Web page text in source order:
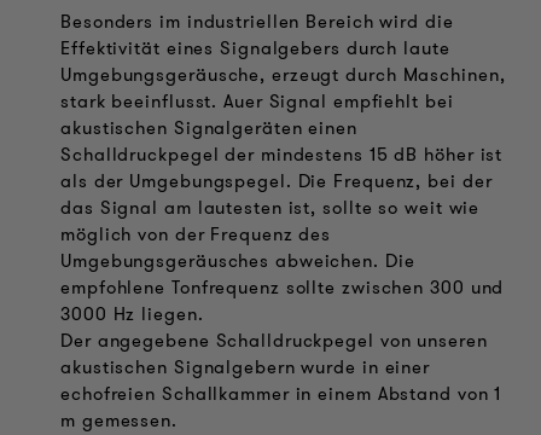
Besonders im industriellen Bereich wird die
Effektivität eines Signalgebers durch laute
Umgebungsgeräusche, erzeugt durch Maschinen,
stark beeinflusst. Auer Signal empfiehlt bei
akustischen Signalgeräten einen
Schalldruckpegel der mindestens 15 dB höher ist
als der Umgebungspegel. Die Frequenz, bei der
das Signal am lautesten ist, sollte so weit wie
möglich von der Frequenz des
Umgebungsgeräusches abweichen. Die
empfohlene Tonfrequenz sollte zwischen 300 und
3000 Hz liegen.
Der angegebene Schalldruckpegel von unseren
akustischen Signalgebern wurde in einer
echofreien Schallkammer in einem Abstand von 1
m gemessen.